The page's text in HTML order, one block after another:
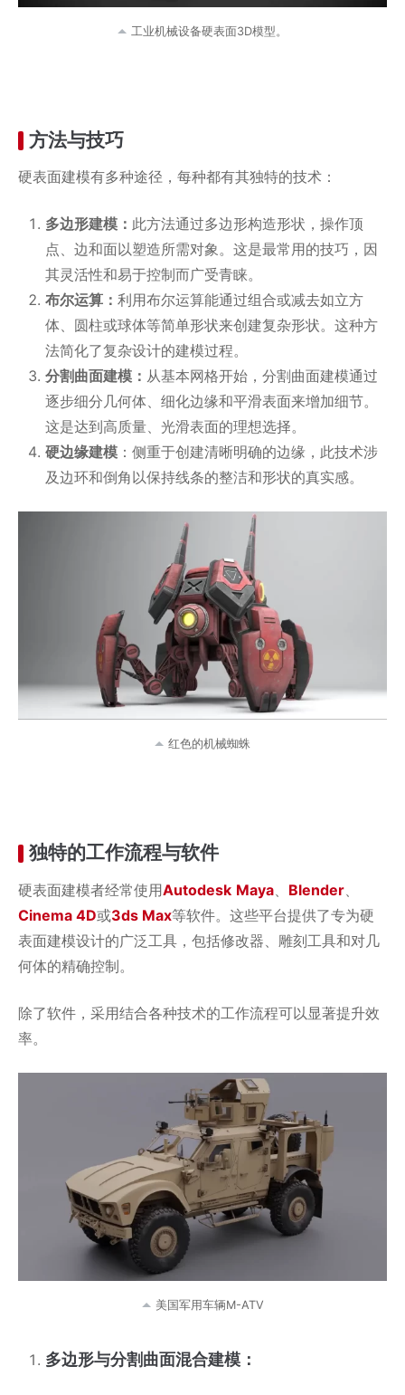
工业机械设备硬表面3D模型。
方法与技巧
硬表面建模有多种途径，每种都有其独特的技术：
多边形建模： 此方法通过多边形构造形状，操作顶
点、边和面以塑造所需对象。这是最常用的技巧，因
其灵活性和易于控制而广受青睐。
布尔运算： 利用布尔运算能通过组合或减去如立方
体、圆柱或球体等简单形状来创建复杂形状。这种方
法简化了复杂设计的建模过程。
分割曲面建模： 从基本网格开始，分割曲面建模通过
逐步细分几何体、细化边缘和平滑表面来增加细节。
这是达到高质量、光滑表面的理想选择。
硬边缘建模 ：侧重于创建清晰明确的边缘，此技术涉
及边环和倒角以保持线条的整洁和形状的真实感。
红色的机械蜘蛛
独特的工作流程与软件
硬表面建模者经常使用Autodesk Maya Blender
Cinema 4D或3ds Max等软件。这些平台提供了专为硬
表面建模设计的广泛工具，包括修改器、雕刻工具和对几
何体的精确控制。
除了软件，采用结合各种技术的工作流程可以显著提升效
率。
美国军用车辆M-ATV
多边形与分割曲面混合建模：